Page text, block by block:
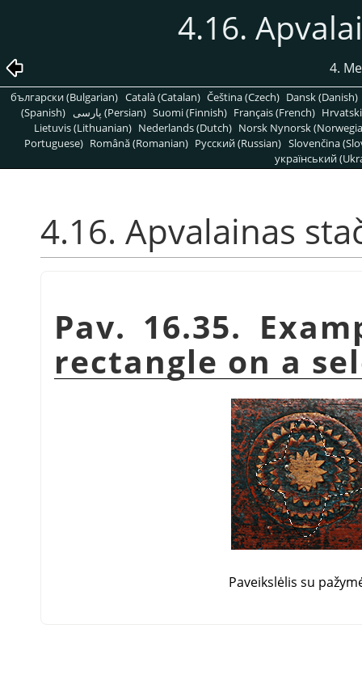
4.16.
4.
български (Bulgarian) Català (Catalan) Čeština (Czech) Dansk (Danish)
(Spanish)
پارسی (Persian) Suomi (Finnish) Français (French)
Lietuvis (Lithuanian) Nederlands (Dutch) Norsk Nynorsk
Portuguese) Română (Romanian) Pусский (Russian) Slovenčina
український
4.16. Apvalainas
Pav. 16.35.
rectangle on a
Paveikslėlis su